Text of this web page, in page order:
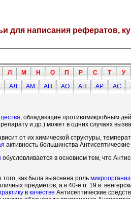
для написания рефератов,
Л М Н О П Р С Т У
АЛ АМ АН АО АП АР АС
, обладающие противомикробным
и др.) может в одних случаях
от их химической структуры,
активность большинства
обусловливается в основном тем, что
того, как была выяснена роль
предметов, а в 40-е гг. 19 в.
в качестве Антисептические